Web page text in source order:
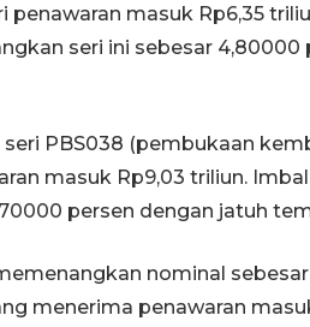
penawaran masuk Rp6,35
seri ini sebesar 4,80000
PBS038 (pembukaan
masuk Rp9,03 triliun.
persen dengan jatuh
nominal
menerima penawaran